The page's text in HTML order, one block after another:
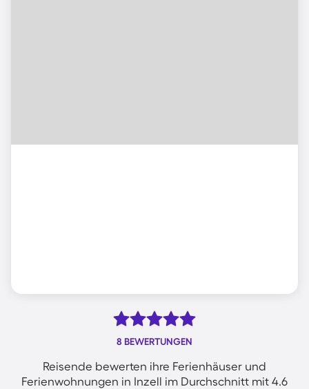
8 BEWERTUNGEN
Reisende bewerten ihre Ferienhäuser und
Ferienwohnungen in Inzell im Durchschnitt mit 4.6